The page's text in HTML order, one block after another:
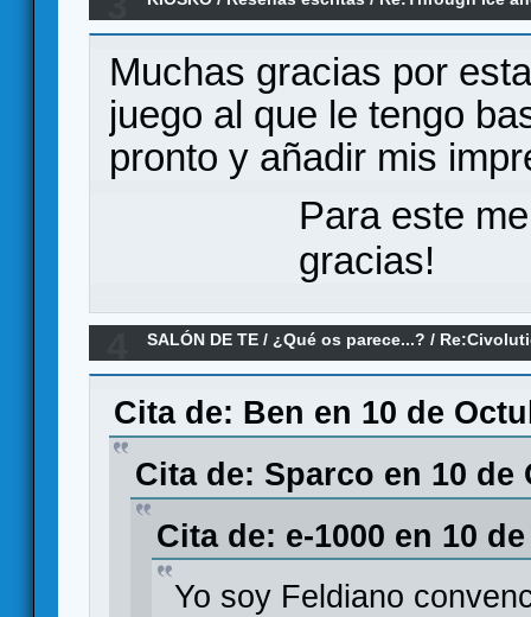
Muchas gracias por
juego al que le tengo
pronto y añadir mis
Para este
gracias!
SALÓN DE TE / ¿Qué os parece...? /
Cita de: Ben en 10 de
Cita de: Sparco en 10 de
Cita de: e-1000 en 10
Yo soy Feldiano